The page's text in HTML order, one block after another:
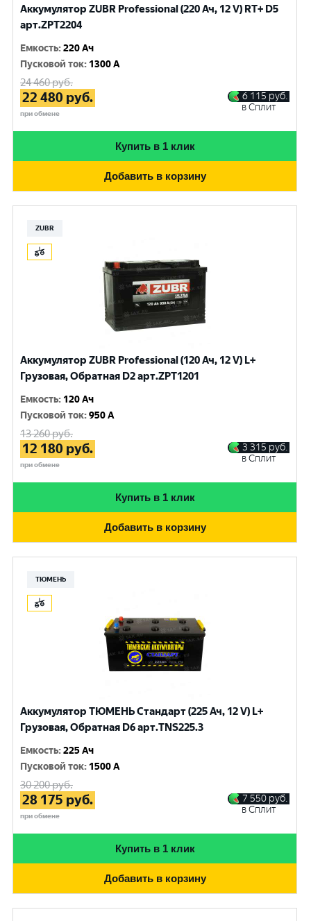
Аккумулятор ZUBR Professional (220 Ач, 12 V) RT+ D5
арт.ZPT2204
Емкость:220 Ач
Пусковой ток: 1300 A
24 460руб.
22 480 руб.
при обмене
6 115 руб.
в Сплит
Купить в 1 клик
Добавить в корзину
ZUBR
Аккумулятор ZUBR Professional (120 Ач, 12 V) L+
Грузовая, Обратная D2 арт.ZPT1201
Емкость: 120 Ач
Пусковой ток:950 A
13 260руб.
12 180 руб.
при обмене
3 315 руб.
в Сплит
Купить в 1 клик
Добавить в корзину
ТЮМЕНЬ
Аккумулятор ТЮМЕНЬ Стандарт (225 Ач, 12 V) L+
Грузовая, Обратная D6 арт.TNS225.3
Емкость:225 Ач
Пусковой ток: 1500 A
30 200руб.
28 175 руб.
при обмене
7 550 руб.
в Сплит
Купить в 1 клик
Добавить в корзину